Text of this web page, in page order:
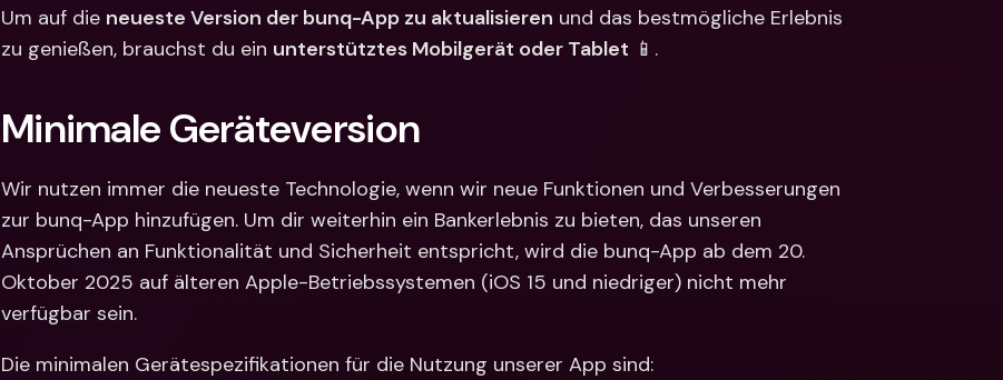
Internationale Konten &
FremdwährungenInternationale Konten &
Fremdwährungen
Um auf die neueste Version der bunq-App zu aktualisieren und das bestmögliche Erlebnis
zu genießen, brauchst du ein unterstütztes Mobilgerät oder Tablet 📱.
Minimale Geräteversion
Wir nutzen immer die neueste Technologie, wenn wir neue Funktionen und Verbesserungen
zur bunq-App hinzufügen. Um dir weiterhin ein Bankerlebnis zu bieten, das unseren
Ansprüchen an Funktionalität und Sicherheit entspricht, wird die bunq-App ab dem 20.
Oktober 2025 auf älteren Apple-Betriebssystemen (iOS 15 und niedriger) nicht mehr
verfügbar sein.
Die minimalen Gerätespezifikationen für die Nutzung unserer App sind: